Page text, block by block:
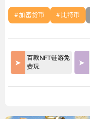
加密货币 比特币
百款NFT链游免
费玩